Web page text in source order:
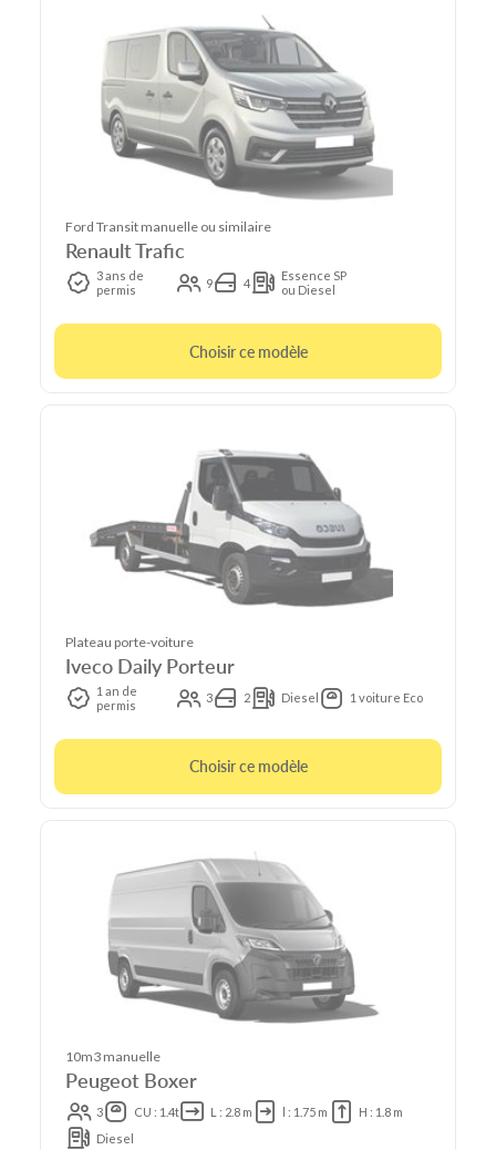
Ford Transit manuelle ou similaire
Renault Trafic
3 ans de
permis
9 4
Essence SP
ou Diesel
Choisir ce modèle
Plateau porte-voiture
Iveco Daily Porteur
1 an de
permis
3 2 Diesel 1 voiture Eco
Choisir ce modèle
10m3 manuelle
Peugeot Boxer
3 CU : 1.4t L : 2.8 m l : 1.75 m
H : 1.8 m
Diesel